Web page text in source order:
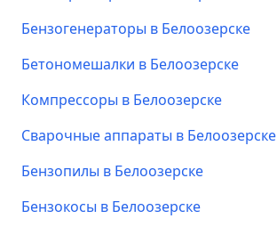
Бензогенераторы в Белоозерске
Бетономешалки в Белоозерске
Компрессоры в Белоозерске
Сварочные аппараты в Белоозерске
Бензопилы в Белоозерске
Бензокосы в Белоозерске